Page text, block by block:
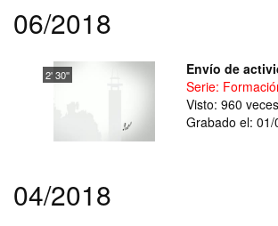
06/2018
2' 30''
Envío de
Serie:
Visto: 960 veces
Grabado el: 01/
04/2018